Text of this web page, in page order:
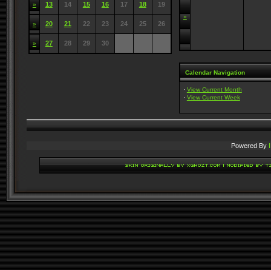
» 13 14 15 16 17 18 19
» 20 21 22 23 24 25 26
» 27 28 29 30
»
Calendar Navigation
· View Current Month
· View Current Week
Powered By